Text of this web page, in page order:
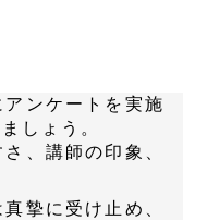
ンケートを実施
しょう。
、講師の印象、
摯に受け止め、